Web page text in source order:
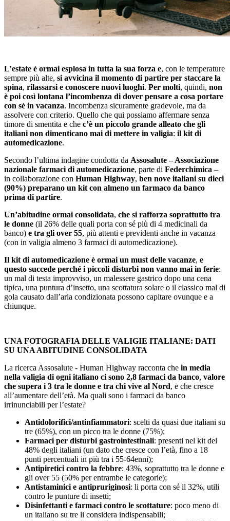
L’estate è ormai esplosa in tutta la sua forza e, con le temperature
sempre più alte, si avvicina il momento di partire per staccare la
spina, rilassarsi e conoscere nuovi luoghi. Per molti, quindi, non
è poi così lontana l’incombenza di dover pensare a cosa portare
con sé in vacanza. Incombenza sicuramente gradevole, ma da
assolvere con criterio. Quello che qui possiamo affermare senza
timore di smentita e che c’è un piccolo grande alleato che gli
italiani non dimenticano mai di mettere in valigia: il kit di
automedicazione.
Secondo l’ultima indagine condotta da Assosalute – Associazione
nazionale farmaci di automedicazione, parte di Federchimica –
in collaborazione con Human Highway, ben nove italiani su dieci
(90%) preparano un kit con almeno un farmaco da banco
prima di partire.
Un’abitudine ormai consolidata, che si rafforza soprattutto tra
le donne (il 26% delle quali porta con sé più di 4 medicinali da
banco) e tra gli over 55, più attenti e previdenti anche in vacanza
(con in valigia almeno 3 farmaci di automedicazione).
Il kit di automedicazione è ormai un must delle vacanze, e
questo succede perché i piccoli disturbi non vanno mai in ferie:
un mal di testa improvviso, un malessere gastrico dopo una cena
tipica, una puntura d’insetto, una scottatura solare o il classico mal di
gola causato dall’aria condizionata possono capitare ovunque e a
chiunque.
UNA FOTOGRAFIA DELLE VALIGIE ITALIANE: DATI
SU UNA ABITUDINE CONSOLIDATA
La ricerca Assosalute - Human Highway racconta che in media
nella valigia di ogni italiano ci sono 2,8 farmaci da banco, valore
che supera i 3 tra le donne e tra chi vive al Nord, e che cresce
all’aumentare dell’età. Ma quali sono i farmaci da banco
irrinunciabili per l’estate?
Antidolorifici/antinfiammatori: scelti da quasi due italiani su
tre (65%), con un picco tra le donne (75%);
Farmaci per disturbi gastrointestinali: presenti nel kit del
48% degli italiani (un dato che cresce con l’età, fino a 18
punti percentuali in più tra i 55-64enni);
Antipiretici contro la febbre: 43%, soprattutto tra le donne e
gli over 55 (50% per entrambe le categorie);
Antistaminici e antipruriginosi: li porta con sé il 32%, utili
contro le punture di insetti;
Disinfettanti e farmaci contro le scottature: poco meno di
un italiano su tre li considera indispensabili;